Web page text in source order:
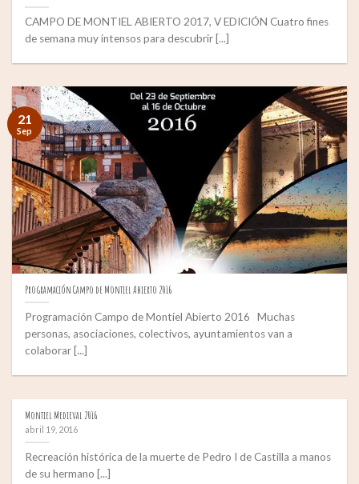
CAMPO DE MONTIEL ABIERTO 2017, V EDICIÓN Cuatro fines
de semana muy intensos para descubrir [...]
Programación Campo de Montiel Abierto 2016
Programación Campo de Montiel Abierto 2016 Muchas
personas, asociaciones, colectivos, ayuntamientos van a
colaborar [...]
21
Sep
Montiel Medieval 2016
abril 19, 2016
Recreación histórica de la muerte de Pedro I de Castilla a manos
de su hermano [...]